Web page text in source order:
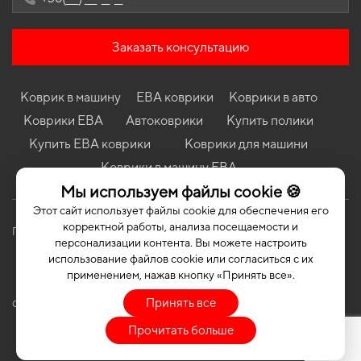
Мы используем файлы cookie 🍪
Этот сайт использует файлы cookie для обеспечения его
корректной работы, анализа посещаемости и
персонализации контента. Вы можете настроить
использование файлов cookie или согласиться с их
применением, нажав кнопку «Принять все».
Принять все
Прочитать больше
дорест 4WD
Коврики в салон Peugeot 206 1998 - 2012 I поколение EU
Hatchback 5-ти дверная
Коврики в салон Chevrolet Spark 2005-2009 II поколение EU
Hatchback
Коврики в салон Renault Duster 2024 - ... III поколение EU
Crossover Hybrid
Коврики в салон Ford Focus (C170) 2001-2004 I поколение EU
Universal рест
Коврики в салон Dodge Ram 1500 2009-2018 IV поколение
USA Pickup 4-х дверная 6-ти местная Crew Cab
Заказать консультацию
Коврик в машину ЕВА коврики
Коврики в авто
Коврики ЕВА
Автоковрики
Купить полики
Купить ЕВА коврики
Коврики для машини
Коврики в машину ЕВА
Политика конфиденциальности Публичная оферта
COPYRIGHT | EVASOTA © 2026 | ALL RIGHTS RESERVED